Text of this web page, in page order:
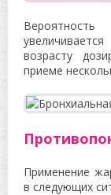
возрасту
приеме
Применение
в следующих